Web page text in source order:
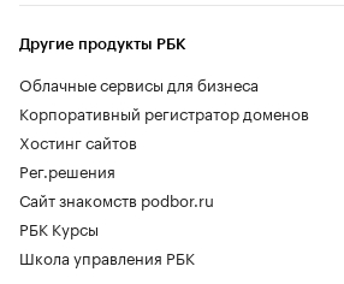
Другие продукты РБК
Облачные сервисы для бизнеса
Корпоративный регистратор доменов
Хостинг сайтов
Рег.решения
Сайт знакомств podbor.ru
РБК Курсы
Школа управления РБК